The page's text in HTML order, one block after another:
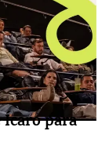
para